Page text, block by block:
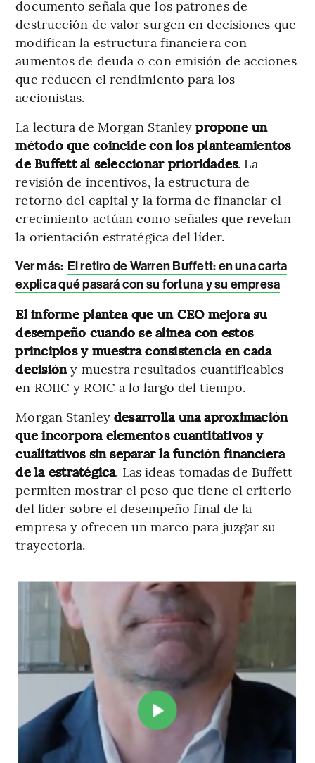
documento señala que los patrones de
destrucción de valor surgen en decisiones que
modifican la estructura financiera con
aumentos de deuda o con emisión de acciones
que reducen el rendimiento para los
accionistas.
La lectura de Morgan Stanleypropone un
método que coincide con los planteamientos
de Buffett al seleccionar prioridades. La
revisión de incentivos, la estructura de
retorno del capital y la forma de financiar el
crecimiento actúan como señales que revelan
la orientación estratégica del líder.
Ver más: El retiro de Warren Buffett: en una carta
explica qué pasará con su fortuna y su empresa
El informe plantea que un CEO mejora su
desempeño cuando se alinea con estos
principios y muestra consistencia en cada
decisióny muestra resultados cuantificables
en ROIIC y ROIC a lo largo del tiempo.
Morgan Stanley desarrolla una aproximación
que incorpora elementos cuantitativos y
cualitativos sin separar la función financiera
de la estratégica. Las ideas tomadas de Buffett
permiten mostrar el peso que tiene el criterio
del líder sobre el desempeño final de la
empresa y ofrecen un marco para juzgar su
trayectoria.